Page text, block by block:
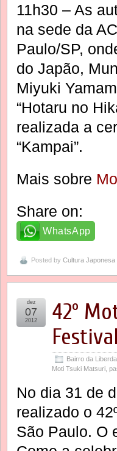
11h30 – As
na sede da
Paulo/SP,
do Japão,
Miyuki
“Hotaru no
realizada a
“Kampai”.
Mais sobre
Share on:
WhatsApp
Posted by Cultura Japonesa
42º
Bairro da
Moti Tsuki Matsuri,
dez
07
2012
No dia 31 de
realizado o
São Paulo. O